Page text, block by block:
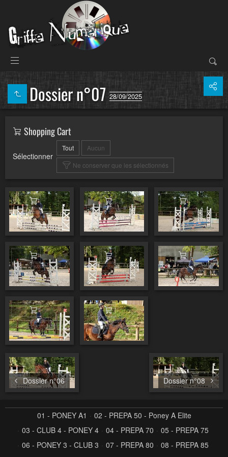
Dossier n°07 28/09/2025
Shopping Cart
Sélectionner
Tout
Aucun
Ne conserver que les sélectionnés
Ajouter au panier Ajouter au panier Ajouter au
Ajouter au panier Ajouter au panier Ajouter au
Ajouter au panier Ajouter au panier
Dossier n°06 Dossier n°08
01 - PONEY A1
02 - PREPA 50 - Poney A Elite
03 - CLUB 4 - PONEY 4
04 - PREPA 70
05 - PREPA 75
06 - PONEY 3 - CLUB 3
07 - PREPA 80
08 - PREPA 85